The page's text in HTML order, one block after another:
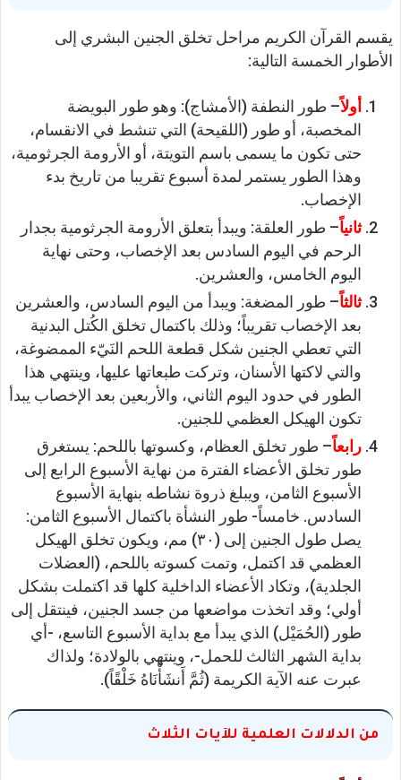
يقسم القرآن الكريم مراحل تخلق الجنين البشري إلى
الأطوار الخمسة التالية:
أولاً– طور النطفة (الأمشاج): وهو طور البويضة
المخصبة، أو طور (اللقيحة) التي تنشط في الانقسام،
حتى تكون ما يسمى باسم التويتة، أو الأرومة الجرثومية،
وهذا الطور يستمر لمدة أسبوع تقريبا من تاريخ بدء
الإخصاب.
ثانياً– طور العلقة: ويبدأ بتعلق الأرومة الجرثومية بجدار
الرحم في اليوم السادس بعد الإخصاب، وحتى نهاية
اليوم الخامس، والعشرين.
ثالثاً– طور المضغة: ويبدأ من اليوم السادس، والعشرين
بعد الإخصاب تقريباً؛ وذلك باكتمال تخلق الكُتل البدنية
التي تعطي الجنين شكل قطعة اللحم النَيّء الممضوغة،
والتي لاكتها الأسنان، وتركت طبعاتها عليها، وينتهي هذا
الطور في حدود اليوم الثاني، والأربعين بعد الإخصاب يبدأ
تكون الهيكل العظمي للجنين.
رابعاً– طور تخلق العظام، وكسوتها باللحم: يستغرق
طور تخلق الأعضاء الفترة من نهاية الأسبوع الرابع إلى
الأسبوع الثامن، ويبلغ ذروة نشاطه بنهاية الأسبوع
السادس. خامساً- طور النشأة باكتمال الأسبوع الثامن:
يصل طول الجنين إلى (٣٠) مم، ويكون تخلق الهيكل
العظمي قد اكتمل، وتمت كسوته باللحم، (العضلات
الجلدية)، وتكاد الأعضاء الداخلية كلها قد اكتملت بشكل
أولي؛ وقد اتخذت مواضعها من جسد الجنين، فينتقل إلى
طور (الحُمَيْل) الذي يبدأ مع بداية الأسبوع التاسع، -أي
بداية الشهر الثالث للحمل-، وينتهي بالولادة؛ ولذاك
عبرت عنه الآية الكريمة (ثُمَّ أَنشَأْنَاهُ خَلْقًاً).
من الدلالات العلمية للآيات الثلاث